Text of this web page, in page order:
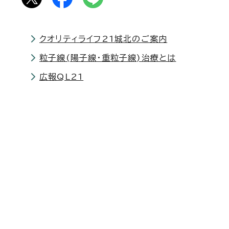
クオリティライフ21城北のご案内
粒子線(陽子線・重粒子線)治療とは
広報QL21